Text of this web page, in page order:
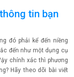
tin bạn
đó phải kể đến niềng
đến như một dụng cụ
chính xác thì phương
Hãy theo dõi bài viết